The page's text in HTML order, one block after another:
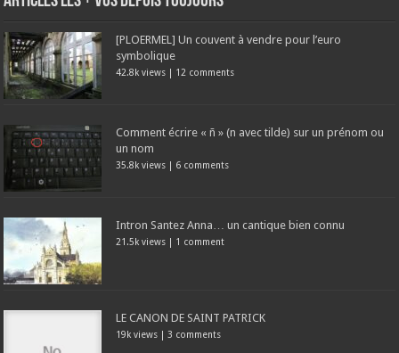
[PLOERMEL] Un couvent à vendre pour l’euro
symbolique
42.8k views | 12 comments
Comment écrire « ñ » (n avec tilde) sur un prénom ou
un nom
35.8k views | 6 comments
Intron Santez Anna… un cantique bien connu
21.5k views | 1 comment
LE CANON DE SAINT PATRICK
19k views | 3 comments